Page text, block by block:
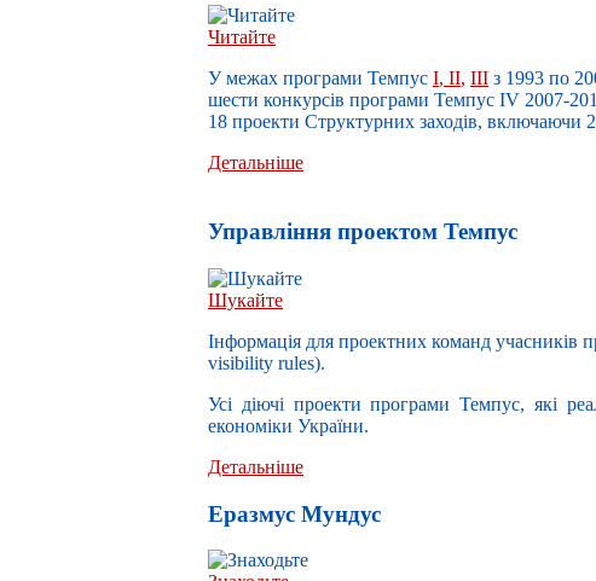
Читайте
У межах програми Темпус I, II, III з 1993 по
шести конкурсів програми Темпус IV 2007-
18 проекти Структурних заходів, включаючи
Детальніше
Управлiння проектом Темпус
Шукайте
Інформація для проектних команд учасників
visibility rules).
Усі діючі проекти програми Темпус, які
економіки України.
Детальніше
Еразмус Мундус